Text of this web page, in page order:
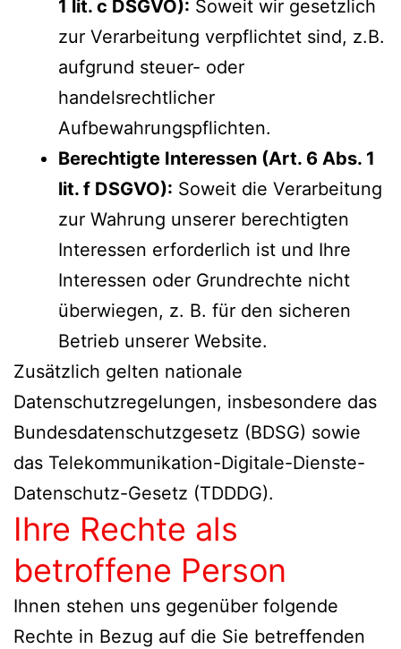
1 lit. c DSGVO): Soweit wir gesetzlich
zur Verarbeitung verpflichtet sind, z.B.
aufgrund steuer- oder
handelsrechtlicher
Aufbewahrungspflichten.
Berechtigte Interessen (Art. 6 Abs. 1
lit. f DSGVO): Soweit die Verarbeitung
zur Wahrung unserer berechtigten
Interessen erforderlich ist und Ihre
Interessen oder Grundrechte nicht
überwiegen, z. B. für den sicheren
Betrieb unserer Website.
Zusätzlich gelten nationale
Datenschutzregelungen, insbesondere das
Bundesdatenschutzgesetz (BDSG) sowie
das Telekommunikation-Digitale-Dienste-
Datenschutz-Gesetz (TDDDG).
Ihre Rechte als
betroffene Person
Ihnen stehen uns gegenüber folgende
Rechte in Bezug auf die Sie betreffenden